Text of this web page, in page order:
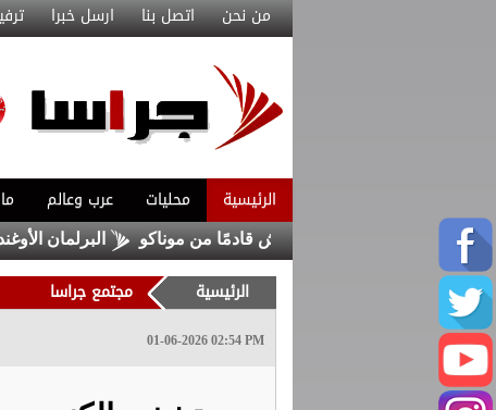
من نحن اتصل بنا ارسل خبرا
الرئيسية محليات عرب وعالم
مع ماغنيس أكليوش قادمًا من موناكو البرلمان
الرئيسية مجتمع جراسا
01-06-2026 02:54 PM